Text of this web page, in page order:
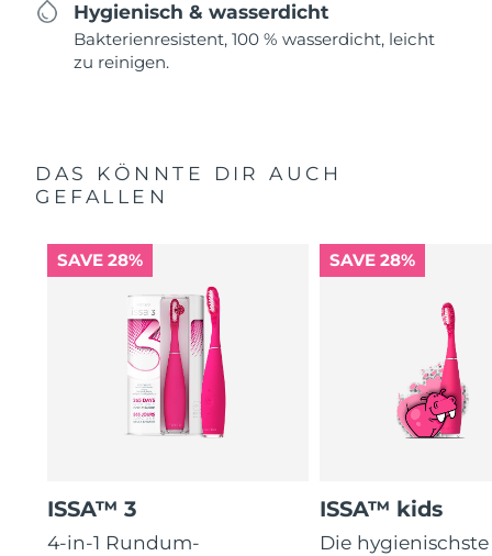
Hygienisch & wasserdicht
Bakterienresistent, 100 % wasserdicht, leicht
zu reinigen.
DAS KÖNNTE DIR AUCH
GEFALLEN
SAVE 28%
ISSA™ 3
4-in-1 Rundum-
SAVE 28%
ISSA™ kids
Die hygienischste